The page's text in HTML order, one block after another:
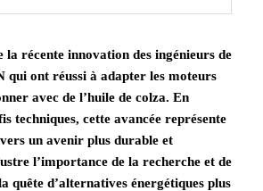
récente innovation des ingénieurs de
qui ont réussi à adapter les moteurs
avec de l’huile de colza. En
techniques, cette avancée représente
un avenir plus durable et
l’importance de la recherche et de
quête d’alternatives énergétiques plus